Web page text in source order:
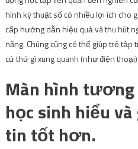
hình kỹ thuật số có nhiều lợi ích cho
cấp hướng dẫn hiệu quả và thu hút
năng. Chúng cũng có thể giúp trẻ
cứ thứ gì xung quanh (như điện thoại).
Màn hình
học sinh hiểu
tin tốt hơn.